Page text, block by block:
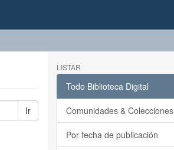
Ir
LISTAR
Todo Biblioteca Digital
Comunidades & Colecciones
Por fecha de publicación